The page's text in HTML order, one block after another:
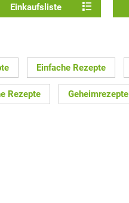
Einkaufsliste
Einfache Rezepte
Rezepte Geheimrezepte